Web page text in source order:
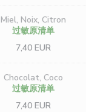
Miel, Noix, Citron
过敏原清单
7,40 EUR
Chocolat, Coco
过敏原清单
7,40 EUR